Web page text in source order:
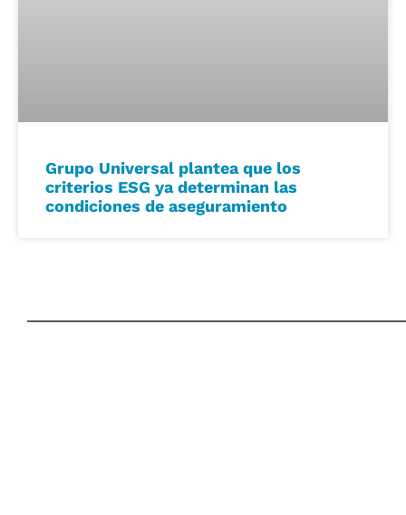
Grupo Universal plantea que los
criterios ESG ya determinan las
condiciones de aseguramiento